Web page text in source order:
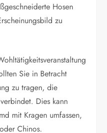
Hosen
zu
Sie in Betracht
zu tragen, die
Dies kann
mit Kragen umfassen,
Chinos.